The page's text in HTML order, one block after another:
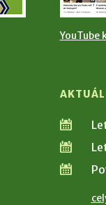
YouTube